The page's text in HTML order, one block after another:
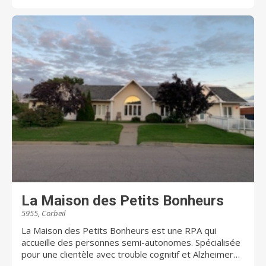
La Maison des Petits Bonheurs
5955, Corbeil
La Maison des Petits Bonheurs est une RPA qui
accueille des personnes semi-autonomes. Spécialisée
pour une clientèle avec trouble cognitif et Alzheimer